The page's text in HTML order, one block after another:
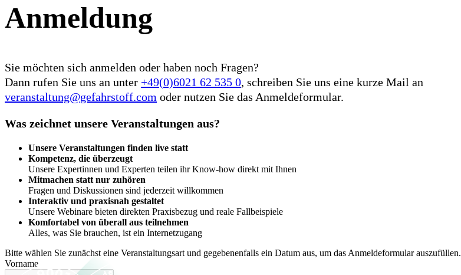
Anmeldung
Sie möchten sich anmelden oder haben noch Fragen?
Dann rufen Sie uns an unter +49(0)6021 62 535 0, schreiben Sie uns eine kurze Mail an
veranstaltung@gefahrstoff.com oder nutzen Sie das Anmeldeformular.
Was zeichnet unsere Veranstaltungen aus?
Unsere Veranstaltungen finden live statt
Kompetenz, die überzeugt
Unsere Expertinnen und Experten teilen ihr Know-how direkt mit Ihnen
Mitmachen statt nur zuhören
Fragen und Diskussionen sind jederzeit willkommen
Interaktiv und praxisnah gestaltet
Unsere Webinare bieten direkten Praxisbezug und reale Fallbeispiele
Komfortabel von überall aus teilnehmen
Alles, was Sie brauchen, ist ein Internetzugang
Bitte wählen Sie zunächst eine Veranstaltungsart und gegebenenfalls ein Datum aus, um das Anmeldeformular auszufüllen.
Vorname